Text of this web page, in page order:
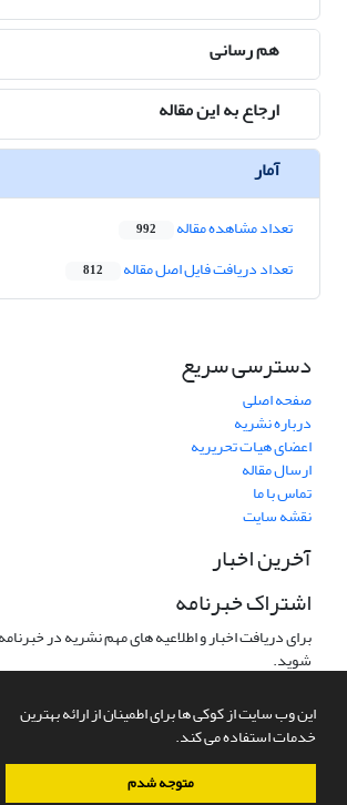
این وب سایت از کوکی ها برای اطمینان از ارائه بهترین
خدمات استفاده می کند.
متوجه شدم
هم رسانی
ارجاع به این مقاله
آمار
تعداد مشاهده مقاله 992
تعداد دریافت فایل اصل مقاله 812
دسترسی سریع
صفحه اصلی
درباره نشریه
اعضای هیات تحریریه
ارسال مقاله
تماس با ما
نقشه سایت
آخرین اخبار
اشتراک خبرنامه
برای دریافت اخبار و اطلاعیه های مهم نشریه در
شوید.